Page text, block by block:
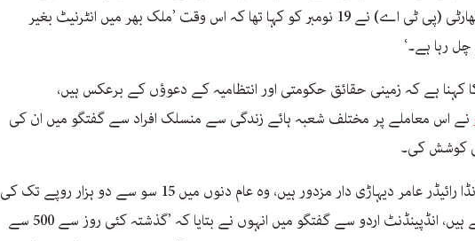
کمیونیکیشن اتھارٹی (پی ٹی اے) نے 19 نومبر کو کہا تھا کہ اس وقت ’ملک بھر میں انٹرنیٹ بغیر
رہا ہے۔‘
کہنا ہے کہ زمینی حقائق حکومتی اور انتظامیہ کے دعوؤں کے برعکس ہیں،
نے اس معاملے پر مختلف شعبہ ہائے زندگی سے منسلک افراد سے گفتگو میں ان کی
کوشش کی۔
25 سالہ فوڈ پانڈا رائیڈر عامر دیہاڑی دار مزدور ہیں، وہ عام دنوں میں 15 سو سے دو ہزار روپے تک کی
دیہاڑی لگا لیتے ہیں، انڈپینڈنٹ اردو سے گفتگو میں انہوں نے بتایا کہ ’گذشتہ کئی روز سے 500 سے